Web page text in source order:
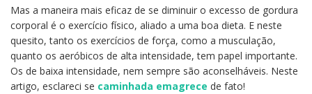
Mas a maneira mais eficaz de se diminuir o excesso de gordura
corporal é o exercício físico, aliado a uma boa dieta. E neste
quesito, tanto os exercícios de força, como a musculação,
quanto os aeróbicos de alta intensidade, tem papel importante.
Os de baixa intensidade, nem sempre são aconselháveis. Neste
artigo, esclareci se caminhada emagrece de fato!